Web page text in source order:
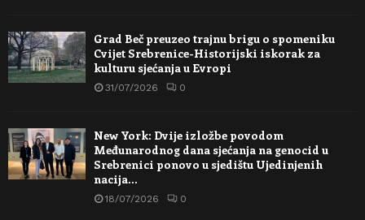
Grad Beč preuzeo trajnu brigu o spomeniku
Cvijet Srebrenice-Historijski iskorak za
kulturu sjećanja u Evropi
31/07/2026 0
New York: Dvije izložbe povodom
Međunarodnog dana sjećanja na genocid u
Srebrenici ponovo u sjedištu Ujedinjenih
nacija…
18/07/2026 0